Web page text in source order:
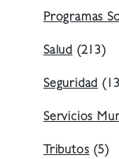
Programas
Salud (213)
Seguridad
Servicios
Tributos(5)